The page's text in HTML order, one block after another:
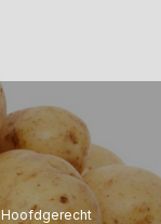
Hoofdgerecht